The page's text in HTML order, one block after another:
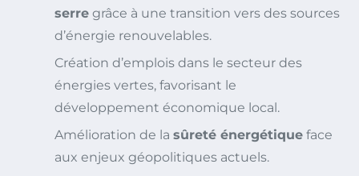
serre grâce à une transition vers des sources
d’énergie renouvelables.
Création d’emplois dans le secteur des
énergies vertes, favorisant le
développement économique local.
Amélioration de la sûreté énergétique face
aux enjeux géopolitiques actuels.